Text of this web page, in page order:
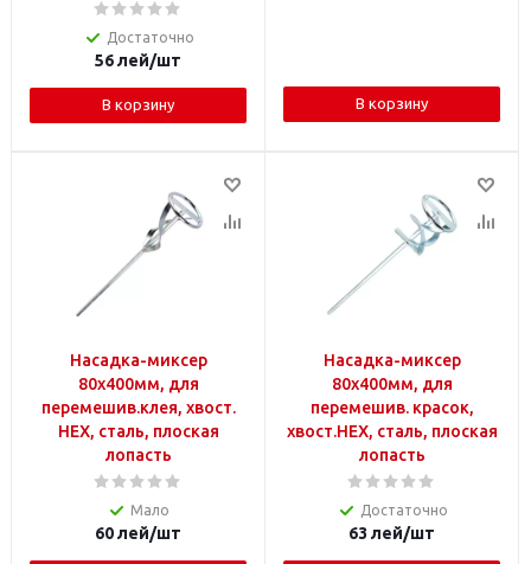
Достаточно
56лей/шт
В корзину В корзину
Насадка-миксер
80х400мм, для
перемешив.клея, хвост.
HEX, сталь, плоская
лопасть
Мало
60лей/шт
Насадка-миксер
80х400мм, для
перемешив. красок,
хвост.HEX, сталь, плоская
лопасть
Достаточно
63 лей/шт